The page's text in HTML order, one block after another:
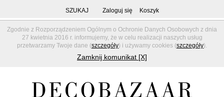
Zgodnie z Rozporządzeniem Ogólnym o Ochronie Danych Osobowych z dnia
27 kwietnia 2016 r. informujemy, że w celu realizacji naszych usług
przetwarzamy Twoje dane (szczegóły) i używamy cookies (szczegóły).
Zamknij komunikat [X]
SZUKAJ Zaloguj się Koszyk